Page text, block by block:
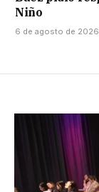
Niño
6 de agosto de 2026